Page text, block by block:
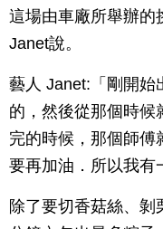
這場由車廠所舉辦的
Janet說。
藝人 Janet:「剛開始
的，然後從那個時候
完的時候，那個師傅
要再加油．所以我有
除了要切香菇絲、